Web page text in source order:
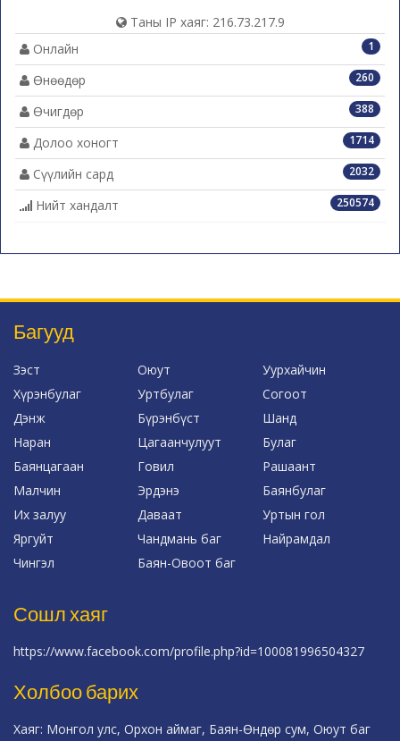
Таны IP хаяг: 216.73.217.9
1
Онлайн
260
Өнөөдөр
388
Өчигдөр
1714
Долоо хоногт
2032
Сүүлийн сард
250574
Нийт хандалт
Багууд
Зэст Оюут
Уурхайчин
Хүрэнбулаг
Уртбулаг
Согоот
Дэнж
Бүрэнбүст
Шанд
Наран
Цагаанчулуут
Булаг
Баянцагаан
Говил
Рашаант
Малчин
Эрдэнэ
Баянбулаг
Их залуу
Даваат
Уртын гол
Яргуйт
Чандмань баг
Найрамдал
Чингэл
Баян-Овоот баг
Сошл хаяг
https://www.facebook.com/profile.php?id=100081996504327
Холбоо барих
Хаяг: Монгол улс, Орхон аймаг, Баян-Өндөр сум, Оюут баг